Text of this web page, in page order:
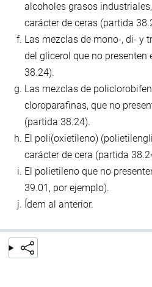
alcoholes grasos
carácter de ceras (partida
Las mezclas de mono-, di- y
del glicerol que no presenten
38.24).
Las mezclas de
cloroparafinas, que no
(partida 38.24).
El poli(oxietileno)
carácter de cera (partida
El polietileno que no
39.01, por ejemplo).
Ídem al anterior.